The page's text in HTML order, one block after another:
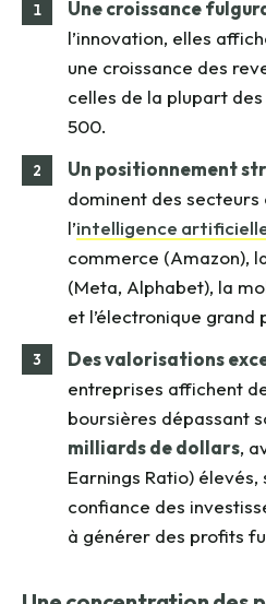
Une croissance
l’innovation, elles
une croissance des
celles de la plupart
500.
Un positionnement
dominent des secteurs
l’intelligence
commerce (Amazon),
(Meta, Alphabet), la
et l’électronique grand
Des valorisations
entreprises affichent
boursières dépassant
milliards de dollars,
Earnings Ratio) élevés,
confiance des
à générer des profits